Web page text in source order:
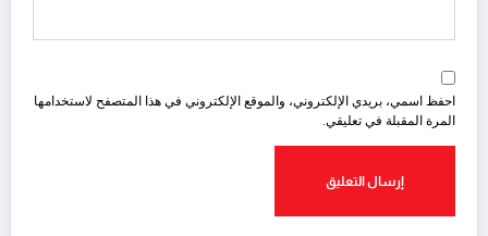
احفظ اسمي، بريدي الإلكتروني، والموقع الإلكتروني في هذا المتصفح لاستخدامها
المرة المقبلة في تعليقي.